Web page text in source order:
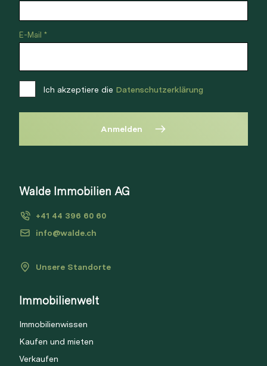
Walde Immobilien AG
+41 44 396 60 60
info@walde.ch
Unsere Standorte
Immobilienwelt
Immobilienwissen
Kaufen und mieten
Verkaufen
E-Mail *
Ich akzeptiere die Datenschutzerklärung
Anmelden